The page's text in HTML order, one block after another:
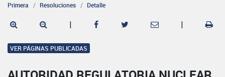
Primera Resoluciones Detalle
| |
VER PÁGINAS PUBLICADAS